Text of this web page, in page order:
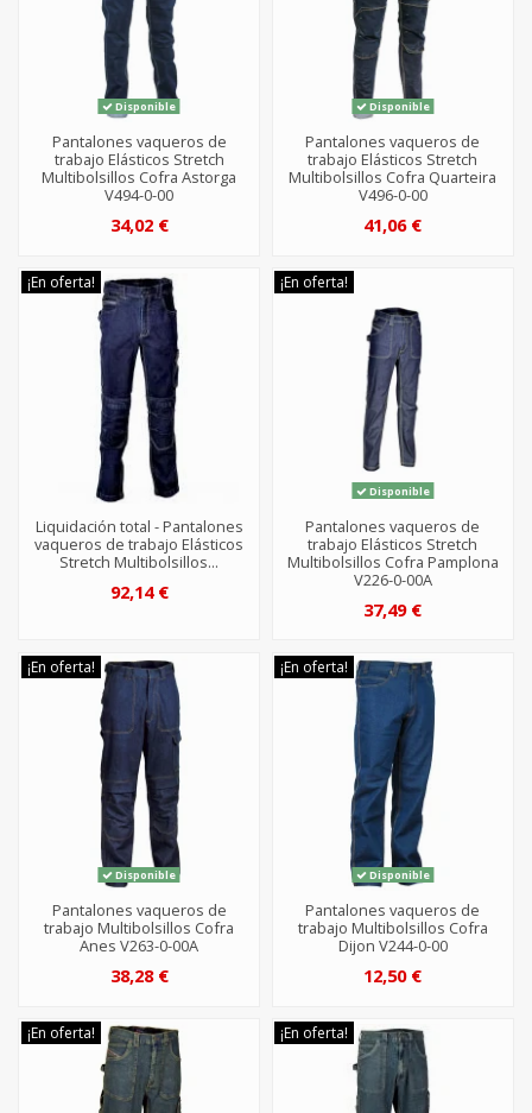
Disponible
Pantalones vaqueros de
trabajo Elásticos Stretch
Multibolsillos Cofra Astorga
V494-0-00
34,02 €
Disponible
Pantalones vaqueros de
trabajo Elásticos Stretch
Multibolsillos Cofra Quarteira
V496-0-00
41,06 €
¡En oferta!
Liquidación total - Pantalones
vaqueros de trabajo Elásticos
Stretch Multibolsillos...
92,14 €
¡En oferta!
Disponible
Pantalones vaqueros de
trabajo Elásticos Stretch
Multibolsillos Cofra Pamplona
V226-0-00A
37,49 €
¡En oferta!
Disponible
Pantalones vaqueros de
trabajo Multibolsillos Cofra
Anes V263-0-00A
38,28 €
¡En oferta!
Disponible
Pantalones vaqueros de
trabajo Multibolsillos Cofra
Dijon V244-0-00
12,50 €
¡En oferta! ¡En oferta!